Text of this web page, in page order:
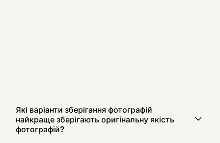
Які варіанти зберігання фотографій
найкраще зберігають оригінальну якість
фотографій?